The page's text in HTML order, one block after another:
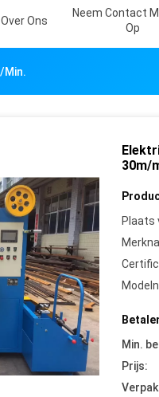
Over Ons
Neem Contact
Op
min.
30m/
Plaats
Min.
Prijs: